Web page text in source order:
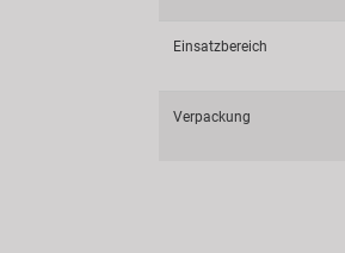
Einsatzbereich
Verpackung